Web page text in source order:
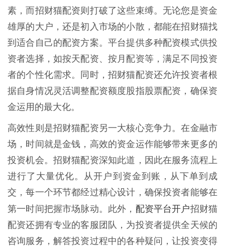
素，而招财猫配资则打破了这些束缚。无论您是资金
雄厚的大户，还是初入市场的小散，都能在招财猫找
到适合自己的配资方案。平台提供多种配资模式供投
资者选择，如按天配资、按月配资等，满足不同投资
者的个性化需求。同时，招财猫配资还允许投资者根
据自身情况灵活调整配资额度股指股票配资，确保资
金运用的最大化。
高效性则是招财猫配资另一大核心竞争力。在金融市
场，时间就是金钱，高效的资金运作能够带来更多的
投资机会。招财猫配资深知此道，因此在服务流程上
进行了大量优化。从开户到资金到账，从下单到成
交，每一个环节都经过精心设计，确保投资者能够在
第一时间把握市场脉动。此外， 配资平台开户招财猫
配资还拥有专业的客服团队，为投资者提供全天候的
咨询服务，解答投资过程中的各种疑问，让投资变得